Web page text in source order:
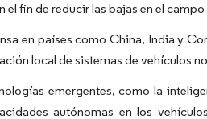
fin de reducir las bajas en el campo
en países como China, India y
local de sistemas de vehículos
emergentes, como la
autónomas en los